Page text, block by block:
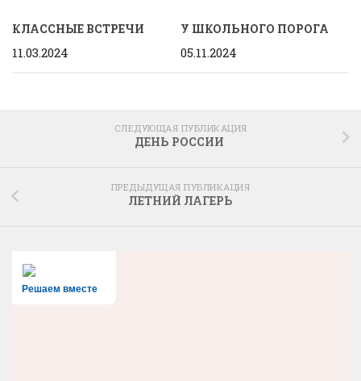
КЛАССНЫЕ ВСТРЕЧИ
11.03.2024
У ШКОЛЬНОГО ПОРОГА
05.11.2024
СЛЕДУЮЩАЯ ПУБЛИКАЦИЯ
ДЕНЬ РОССИИ
ПРЕДЫДУЩАЯ ПУБЛИКАЦИЯ
ЛЕТНИЙ ЛАГЕРЬ
Решаем вместе